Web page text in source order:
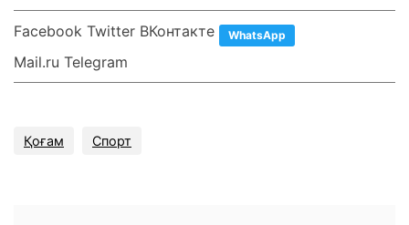
Facebook Twitter ВКонтакте WhatsApp
Mail.ru Telegram
Қоғам Спорт